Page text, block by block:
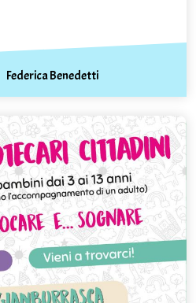
Federica BenedettiFederica
Benedetti